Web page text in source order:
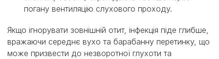
погану вентиляцію слухового проходу.
Якщо ігнорувати зовнішній отит, інфекція піде глибше,
вражаючи середнє вухо та барабанну перетинку, що
може призвести до незворотної глухоти та